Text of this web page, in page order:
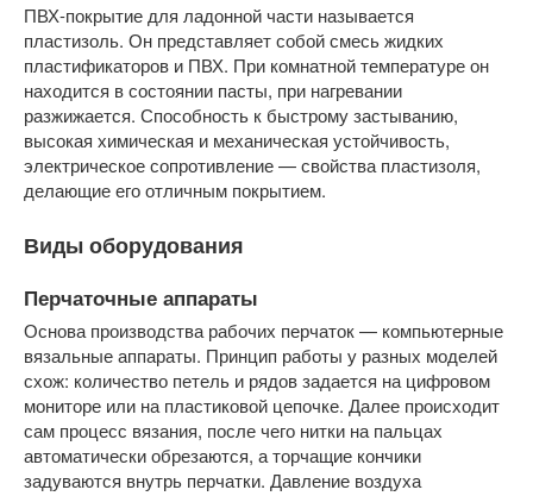
ПВХ-покрытие для ладонной части называется
пластизоль. Он представляет собой смесь жидких
пластификаторов и ПВХ. При комнатной температуре он
находится в состоянии пасты, при нагревании
разжижается. Способность к быстрому застыванию,
высокая химическая и механическая устойчивость,
электрическое сопротивление — свойства пластизоля,
делающие его отличным покрытием.
Виды оборудования
Перчаточные аппараты
Основа производства рабочих перчаток — компьютерные
вязальные аппараты. Принцип работы у разных моделей
схож: количество петель и рядов задается на цифровом
мониторе или на пластиковой цепочке. Далее происходит
сам процесс вязания, после чего нитки на пальцах
автоматически обрезаются, а торчащие кончики
задуваются внутрь перчатки. Давление воздуха